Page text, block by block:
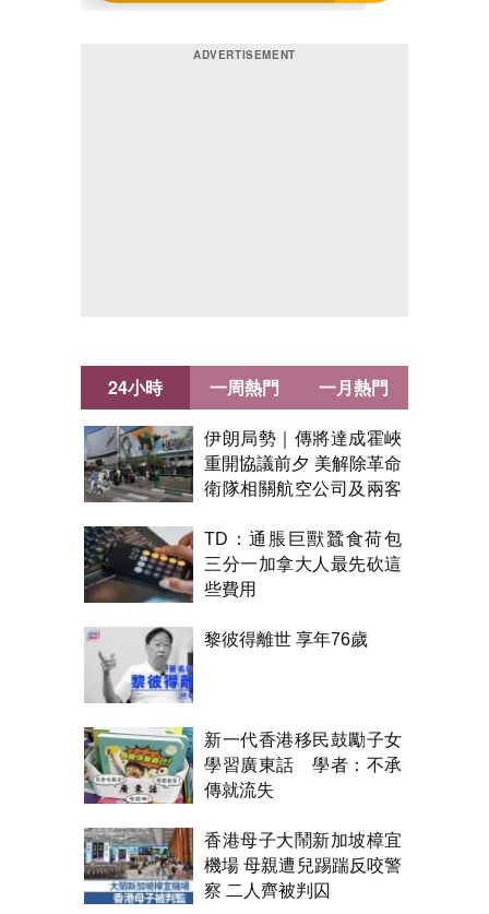
24小時
伊朗局勢｜傳將達成霍峽
重開協議前夕 美解除革命
衛隊相關航空公司及兩客
TD：通脹巨獸蠶食荷包
三分一加拿大人最先砍這
些費用
黎彼得離世 享年76歲
新一代香港移民鼓勵子女
學習廣東話 學者：不承
傳就流失
香港母子大鬧新加坡樟宜
機場 母親遭兒踢踹反咬警
察 二人齊被判囚
一周熱門 一月熱門